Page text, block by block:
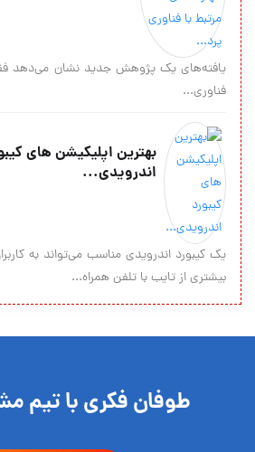
یافته‌‏های یک پژوهش جدید نشان می‌‏دهد
فناوری...
بهترین اپلیکیشن های
اندرویدی...
یک کیبورد اندرویدی مناسب می‌تواند به
بیشتری از تایب با تلفن همراه...
طوفان فکری با تیم